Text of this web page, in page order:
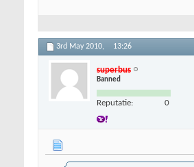
3rd May 2010, 13:26
superbus
Banned
Reputatie: 0